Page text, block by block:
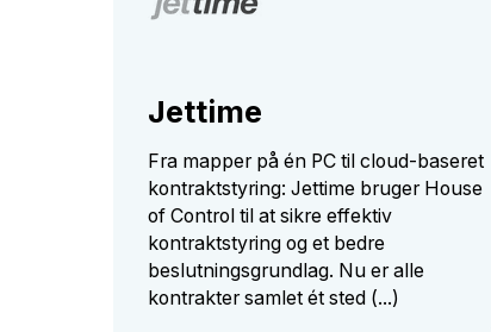
Jettime
Fra mapper på én PC til cloud-baseret
kontraktstyring: Jettime bruger House
of Control til at sikre effektiv
kontraktstyring og et bedre
beslutningsgrundlag. Nu er alle
kontrakter samlet ét sted (...)